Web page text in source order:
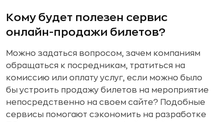
Кому будет полезен сервис
онлайн-продажи билетов?
Можно задаться вопросом, зачем компаниям
обращаться к посредникам, тратиться на
комиссию или оплату услуг, если можно было
бы устроить продажу билетов на мероприятие
непосредственно на своем сайте? Подобные
сервисы помогают сэкономить на разработке